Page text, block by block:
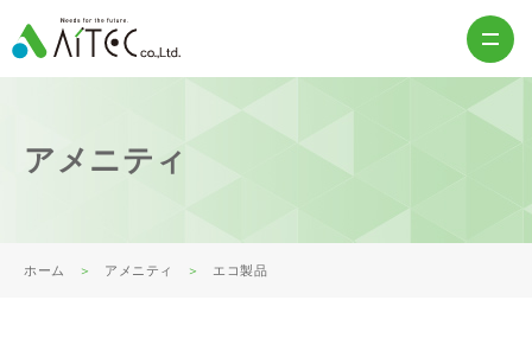
アメニティ
ホーム アメニティ エコ製品